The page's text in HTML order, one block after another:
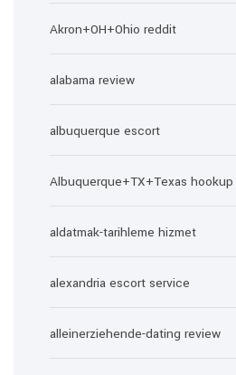
Akron+OH+Ohio reddit
alabama review
albuquerque escort
Albuquerque+TX+Texas
aldatmak-tarihleme hizmet
alexandria escort service
alleinerziehende-dating review